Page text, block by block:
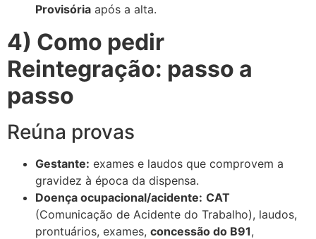
Provisória após a alta.
4) Como pedir
Reintegração: passo a
passo
Reúna provas
Gestante: exames e laudos que comprovem a
gravidez à época da dispensa.
Doença ocupacional/acidente: CAT
(Comunicação de Acidente do Trabalho), laudos,
prontuários, exames, concessão do B91,